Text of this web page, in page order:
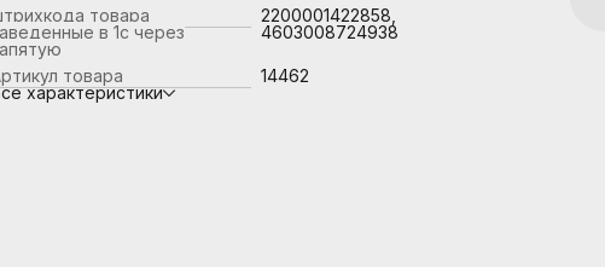
товара
в 1с через
2200001422858,
4603008724938
товара
14462
характеристики